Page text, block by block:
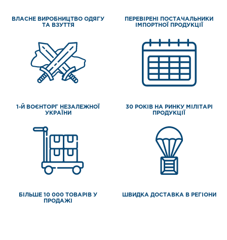
ВЛАСНЕ ВИРОБНИЦТВО ОДЯГУ
ТА ВЗУТТЯ
ПЕРЕВІРЕНІ ПОСТАЧАЛЬНИКИ
ІМПОРТНОЇ ПРОДУКЦІЇ
1-Й ВОЄНТОРГ НЕЗАЛЕЖНОЇ
УКРАЇНИ
30 РОКІВ НА РИНКУ МІЛІТАРІ
ПРОДУКЦІЇ
БІЛЬШЕ 10 000 ТОВАРІВ У
ПРОДАЖІ
ШВИДКА ДОСТАВКА В РЕГІОНИ